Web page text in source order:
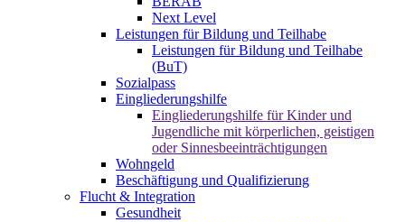
Next Level
Leistungen für Bildung und Teilhabe
Leistungen für Bildung und Teilhabe
(BuT)
Sozialpass
Eingliederungshilfe
Eingliederungshilfe für Kinder und
Jugendliche mit körperlichen, geistigen
oder Sinnesbeeinträchtigungen
Wohngeld
Beschäftigung und Qualifizierung
Flucht & Integration
Gesundheit